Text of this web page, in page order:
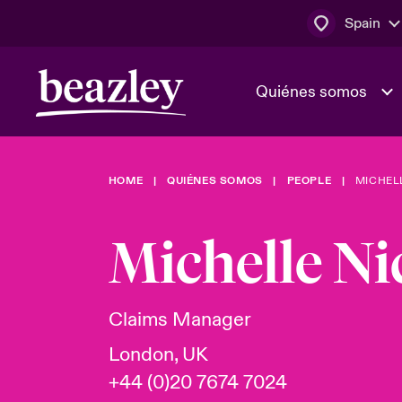
Spain
Quiénes somos
Quiénes somos
El Consejo
Trabaja
Ver más novedades
En
Área de clientes
Clientes
HOME QUIÉNES SOMOS PEOPLE
Michelle
Claims Manager
London, UK
+44 (0)20 7674 7024